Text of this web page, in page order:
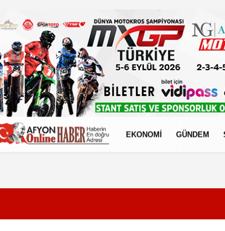
İletişim Çerez Politikası
EKONOMİ GÜNDEM